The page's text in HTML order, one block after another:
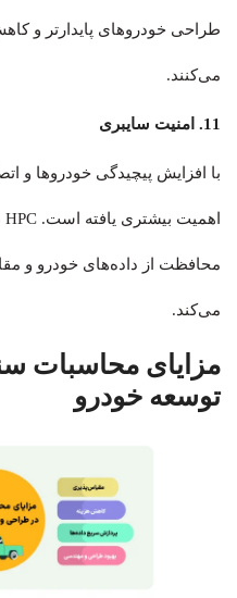
طراحی خودروهای پایدارتر و
می‌کنند.
11. امنیت سایبری
با افزایش پیچیدگی خودروها و
محافظت از داده‌های خودرو و
می‌کند.
مزایای محاسبات
توسعه خودرو